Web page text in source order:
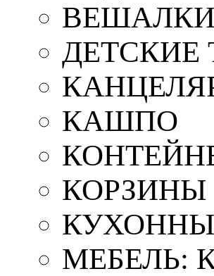
ДЕТСКИЕ
КАШПО
КОРЗИНЫ
МЕБЕЛЬ: